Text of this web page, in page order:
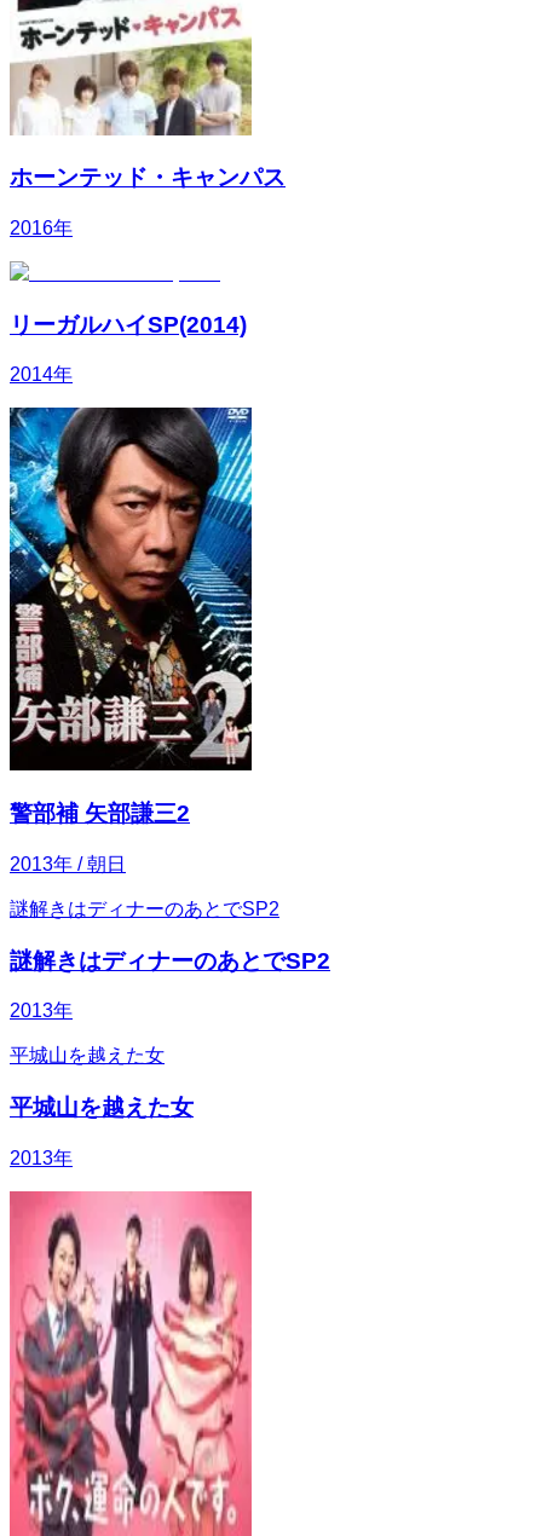
ホーンテッド・キャンパス
2016年
リーガルハイSP(2014)
2014年
警部補 矢部謙三2
2013年 / 朝日
謎解きはディナーのあとでSP2
謎解きはディナーのあとでSP2
2013年
平城山を越えた女
平城山を越えた女
2013年